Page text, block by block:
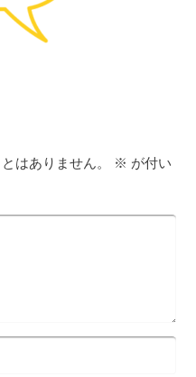
はありません。 ※ が付い